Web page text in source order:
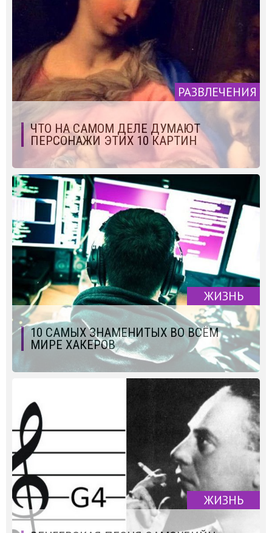
РАЗВЛЕЧЕНИЯ
ЧТО НА САМОМ ДЕЛЕ ДУМАЮТ
ПЕРСОНАЖИ ЭТИХ 10 КАРТИН
ЖИЗНЬ
10 САМЫХ ЗНАМЕНИТЫХ ВО ВСЁМ
МИРЕ ХАКЕРОВ
ЖИЗНЬ